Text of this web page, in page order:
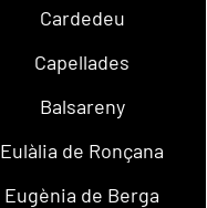
Cardedeu
Capellades
Balsareny
Eulàlia de Ronçana
Eugènia de Berga